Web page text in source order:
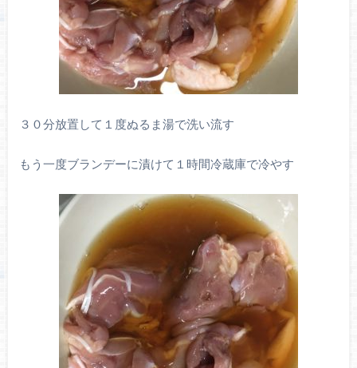
３０分放置して１度ぬるま湯で洗い流す
もう一度ブランデーに漬けて１時間冷蔵庫で冷やす